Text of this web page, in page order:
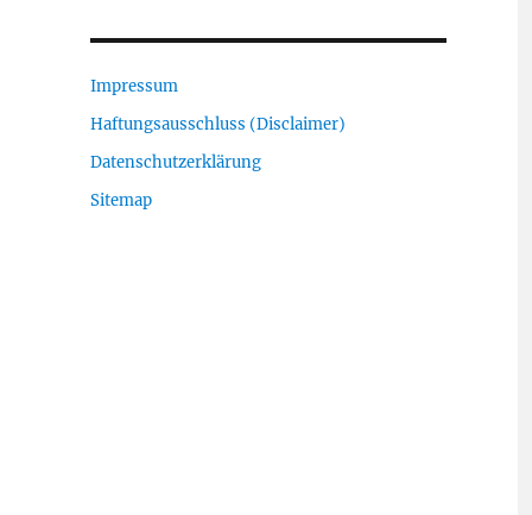
Impressum
Haftungsausschluss (Disclaimer)
Datenschutzerklärung
Sitemap